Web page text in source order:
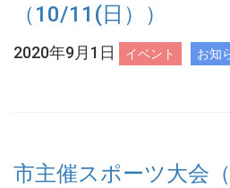
（10/11(日））
2020年9月1日 イベント お知
市主催スポーツ大会